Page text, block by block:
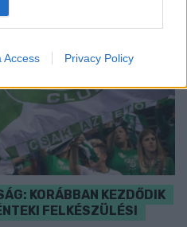
Access Privacy Policy
KORÁBBAN KEZDŐDIK
FELKÉSZÜLÉSI